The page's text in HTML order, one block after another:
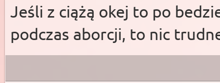
Jeśli z ciążą okej to po
podczas aborcji, to nic